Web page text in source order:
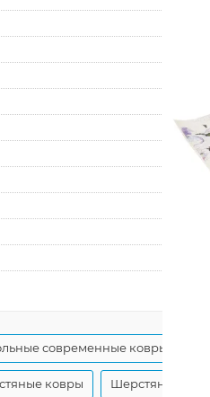
современные ковры
ковры Шерстяные